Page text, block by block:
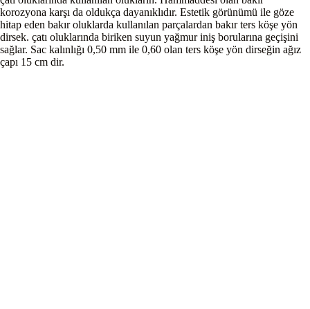
korozyona karşı da oldukça dayanıklıdır. Estetik görünümü ile göze
hitap eden bakır oluklarda kullanılan parçalardan bakır ters köşe yön
dirsek. çatı oluklarında biriken suyun yağmur iniş borularına geçişini
sağlar. Sac kalınlığı 0,50 mm ile 0,60 olan ters köşe yön dirseğin ağız
çapı 15 cm dir.